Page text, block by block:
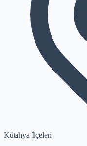
Kütahya İlçeleri